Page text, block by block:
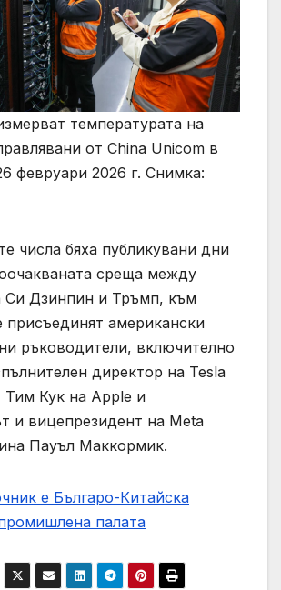
температурата на
от China Unicom в
февруари 2026 г. Снимка:
числа бяха публикувани дни
среща между
Си Дзинпин и Тръмп, към
присъединят американски
ръководители, включително
директор на Tesla
Кук на Apple и
и вицепрезидент на Meta
Пауъл Маккормик.
е Българо-Китайска
палaта